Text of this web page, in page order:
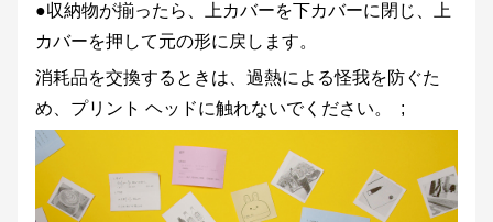
●収納物が揃ったら、上カバーを下カバーに閉じ、上
カバーを押して元の形に戻します。
消耗品を交換するときは、過熱による怪我を防ぐた
め、プリント ヘッドに触れないでください。 ;